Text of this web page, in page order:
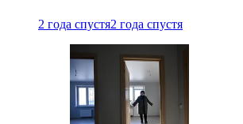
2 года спустя2 года спустя